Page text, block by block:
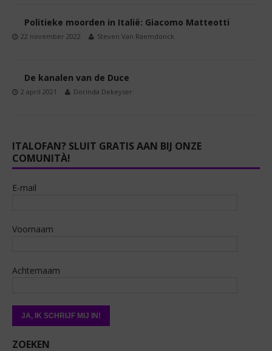
Politieke moorden in Italië: Giacomo Matteotti
22 november 2022 Steven Van Raemdonck
De kanalen van de Duce
2 april 2021 Dorinda Dekeyser
ITALOFAN? SLUIT GRATIS AAN BIJ ONZE
COMUNITÀ!
E-mail
Voornaam
Achternaam
ZOEKEN